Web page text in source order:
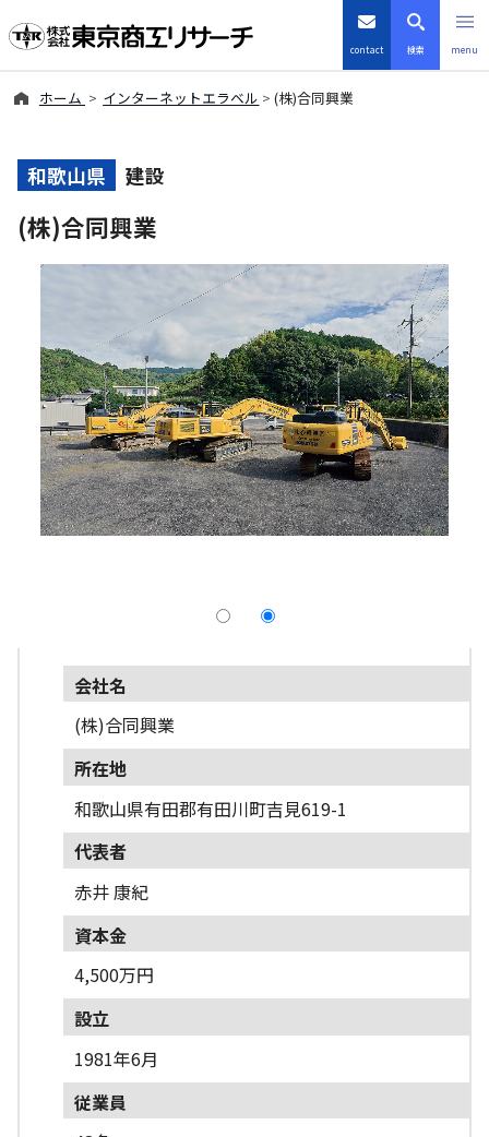
contact 検索 menu
優良企業サイト
会社案内
商品・サービス
導入事例
採用情報
English
ホーム インターネットエラベル (株)合同興業
和歌山県 建設
(株)合同興業
会社名
(株)合同興業
所在地
和歌山県有田郡有田川町吉見619-1
代表者
赤井 康紀
資本金
4,500万円
設立
1981年6月
従業員